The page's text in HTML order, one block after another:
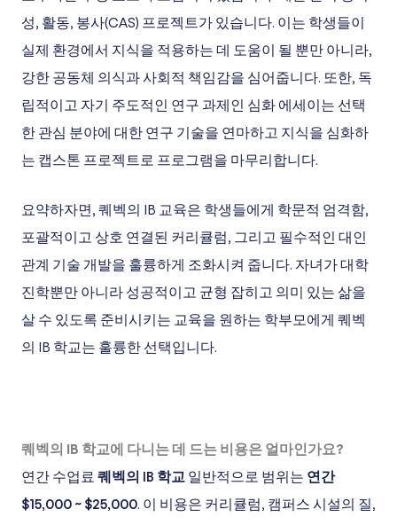
성, 활동, 봉사(CAS) 프로젝트가 있습니다. 이는 학생들이
실제 환경에서 지식을 적용하는 데 도움이 될 뿐만 아니라,
강한 공동체 의식과 사회적 책임감을 심어줍니다. 또한, 독
립적이고 자기 주도적인 연구 과제인 심화 에세이는 선택
한 관심 분야에 대한 연구 기술을 연마하고 지식을 심화하
는 캡스톤 프로젝트로 프로그램을 마무리합니다.
요약하자면, 퀘벡의 IB 교육은 학생들에게 학문적 엄격함,
포괄적이고 상호 연결된 커리큘럼, 그리고 필수적인 대인
관계 기술 개발을 훌륭하게 조화시켜 줍니다. 자녀가 대학
진학뿐만 아니라 성공적이고 균형 잡히고 의미 있는 삶을
살 수 있도록 준비시키는 교육을 원하는 학부모에게 퀘벡
의 IB 학교는 훌륭한 선택입니다.
퀘벡의 IB 학교에 다니는 데 드는 비용은 얼마인가요?
연간 수업료 퀘벡의 IB 학교 일반적으로 범위는 연간
$15,000 ~ $25,000. 이 비용은 커리큘럼, 캠퍼스 시설의 질,